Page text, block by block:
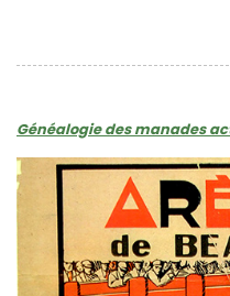
Généalogie des manades